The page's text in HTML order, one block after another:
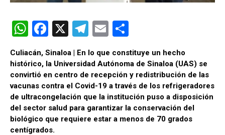
W
h
at
s
A
p
p
F
a
ce
b
o
o
k
X
T
el
e
gr
a
m
E
ail
o
m
p
ar
tir
Culiacán, Sinaloa | En lo que constituye un hecho
histórico, la Universidad Autónoma de Sinaloa (UAS) se
convirtió en centro de recepción y redistribución de las
vacunas contra el Covid-19 a través de los refrigeradores
de ultracongelación que la institución puso a disposición
del sector salud para garantizar la conservación del
biológico que requiere estar a menos de 70 grados
centígrados.